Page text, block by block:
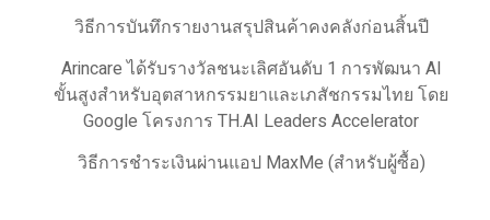
วิธีการบันทึกรายงานสรุปสินค้าคงคลังก่อนสิ้นปี
Arincare ได้รับรางวัลชนะเลิศอันดับ 1 การพัฒนา AI
ขั้นสูงสำหรับอุตสาหกรรมยาและเภสัชกรรมไทย โดย
Google โครงการ TH.AI Leaders Accelerator
วิธีการชำระเงินผ่านแอป MaxMe (สำหรับผู้ซื้อ)